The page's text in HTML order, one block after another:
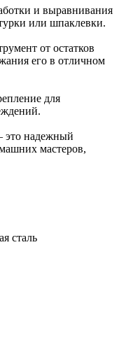
и выравнивания
или шпаклевки.
от остатков
его в отличном
для
это надежный
мастеров,
сталь